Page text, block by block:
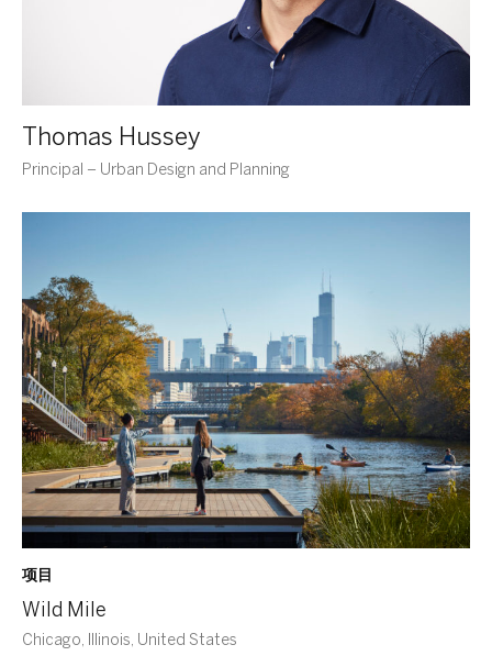
Thomas Hussey
Principal – Urban Design and Planning
项目
Wild Mile
Chicago, Illinois, United States